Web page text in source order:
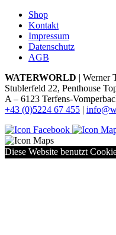
Shop
Kontakt
Impressum
Datenschutz
AGB
WATERWORLD | Werner
Stublerfeld 22, Penthouse
A – 6123 Terfens-
+43 (0)5224 67 455 |
Diese Website benutzt